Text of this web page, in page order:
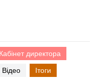
Кабінет директора
Відео Ітоги